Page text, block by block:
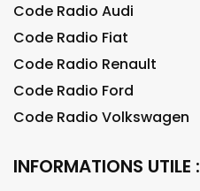
Code Radio Audi
Code Radio Fiat
Code Radio Renault
Code Radio Ford
Code Radio Volkswagen
INFORMATIONS UTILE :